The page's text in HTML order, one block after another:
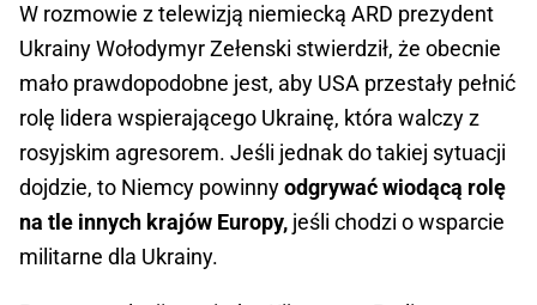
W rozmowie z telewizją niemiecką ARD prezydent
Ukrainy Wołodymyr Zełenski stwierdził, że obecnie
mało prawdopodobne jest, aby USA przestały pełnić
rolę lidera wspierającego Ukrainę, która walczy z
rosyjskim agresorem. Jeśli jednak do takiej sytuacji
dojdzie, to Niemcy powinnyodgrywać wiodącą rolę
na tle innych krajów Europy, jeśli chodzi o wsparcie
militarne dla Ukrainy.